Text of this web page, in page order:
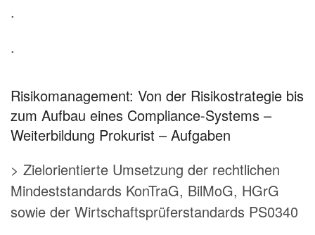
.
.
Risikomanagement: Von der Risikostrategie bis
zum Aufbau eines Compliance-Systems –
Weiterbildung Prokurist – Aufgaben
> Zielorientierte Umsetzung der rechtlichen
Mindeststandards KonTraG, BilMoG, HGrG
sowie der Wirtschaftsprüferstandards PS0340